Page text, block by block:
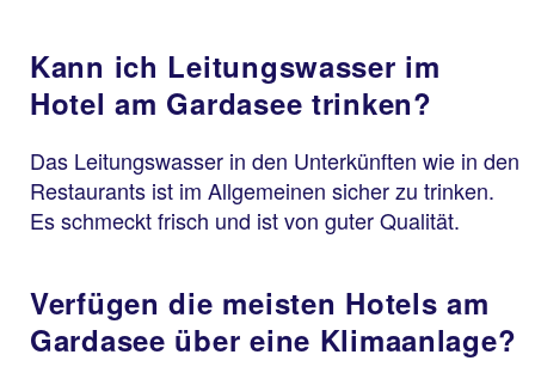
Kann ich Leitungswasser im
Hotel am Gardasee trinken?
Das Leitungswasser in den Unterkünften wie in den
Restaurants ist im Allgemeinen sicher zu trinken.
Es schmeckt frisch und ist von guter Qualität.
Verfügen die meisten Hotels am
Gardasee über eine Klimaanlage?